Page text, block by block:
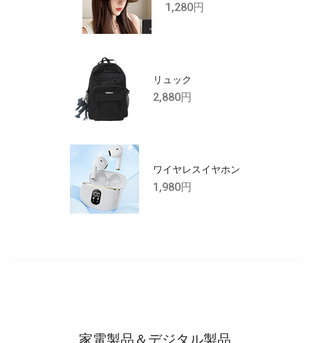
1,280円
リュック
2,880円
ワイヤレスイヤホン
1,980円
家電製品＆デジタル製品